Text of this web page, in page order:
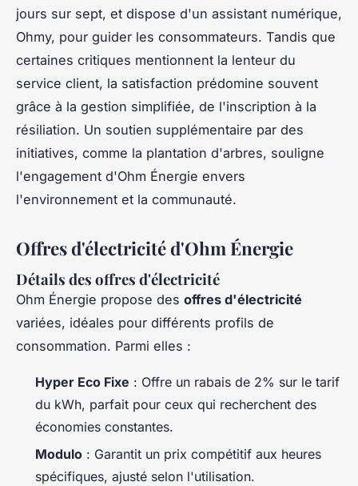
jours sur sept, et dispose d'un assistant numérique,
Ohmy, pour guider les consommateurs. Tandis que
certaines critiques mentionnent la lenteur du
service client, la satisfaction prédomine souvent
grâce à la gestion simplifiée, de l'inscription à la
résiliation. Un soutien supplémentaire par des
initiatives, comme la plantation d'arbres, souligne
l'engagement d'Ohm Énergie envers
l'environnement et la communauté.
Offres d'électricité d'Ohm Énergie
Détails des offres d'électricité
Ohm Énergie propose des offres d'électricité
variées, idéales pour différents profils de
consommation. Parmi elles :
Hyper Eco Fixe : Offre un rabais de 2% sur le tarif
du kWh, parfait pour ceux qui recherchent des
économies constantes.
Modulo : Garantit un prix compétitif aux heures
spécifiques, ajusté selon l'utilisation.